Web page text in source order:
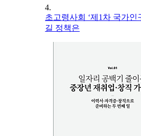
4.
초고령사회 ‘제1차 국가인
길 정책은